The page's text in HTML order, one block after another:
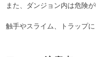
また、ダンジョン内は危険が
触手やスライム、トラップ